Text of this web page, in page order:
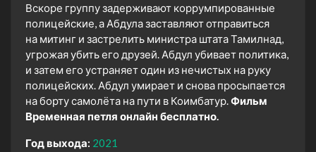
Вскоре группу задерживают коррумпированные
полицейские, а Абдула заставляют отправиться
на митинг и застрелить министра штата Тамилнад,
угрожая убить его друзей. Абдул убивает политика,
и затем его устраняет один из нечистых на руку
полицейских. Абдул умирает и снова просыпается
на борту самолёта на пути в Коимбатур.Фильм
Временная петля онлайн бесплатно.
Год выхода: 2021